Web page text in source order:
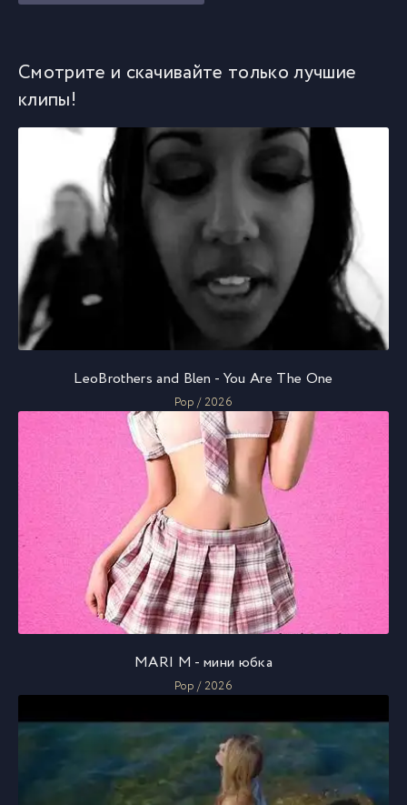
Смотрите и скачивайте только лучшие
клипы!
LeoBrothers and Blen - You Are The One
Pop / 2026
MARI M - мини юбка
Pop / 2026